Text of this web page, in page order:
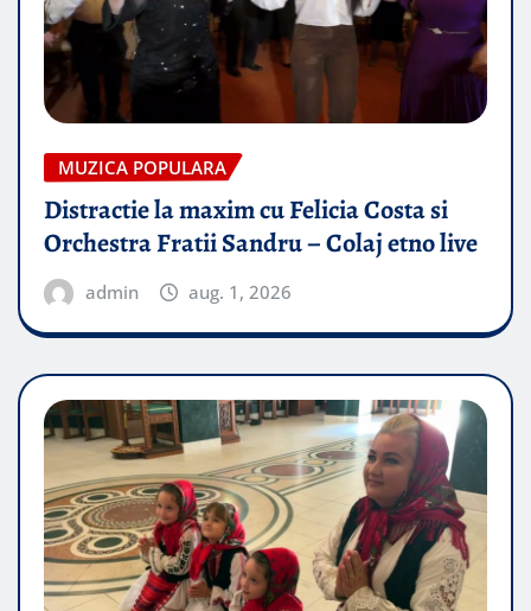
MUZICA POPULARA
Distractie la maxim cu Felicia Costa si
Orchestra Fratii Sandru – Colaj etno live
admin aug. 1, 2026